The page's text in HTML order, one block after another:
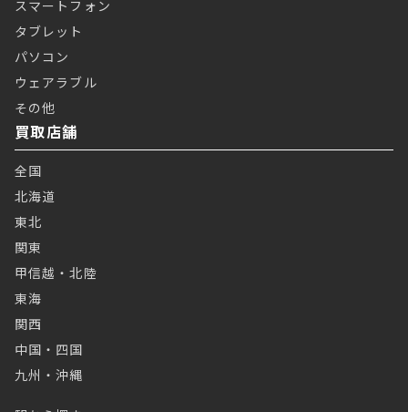
スマートフォン
タブレット
パソコン
ウェアラブル
その他
買取店舗
全国
北海道
東北
関東
甲信越・北陸
東海
関西
中国・四国
九州・沖縄